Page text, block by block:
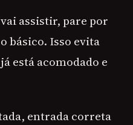
assistir, pare por
básico. Isso evita
está acomodado e
entrada correta